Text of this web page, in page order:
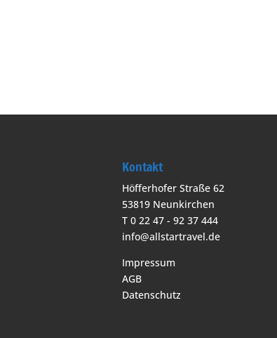
Kontakt
Höfferhofer Straße 62
53819 Neunkirchen
T 0 22 47 - 92 37 444
info@allstartravel.de
Impressum
AGB
Datenschutz